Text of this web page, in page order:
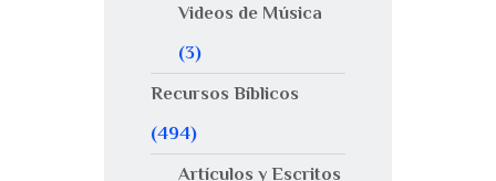
Videos de Música
(3)
Recursos Bíblicos
(494)
Artículos y Escritos